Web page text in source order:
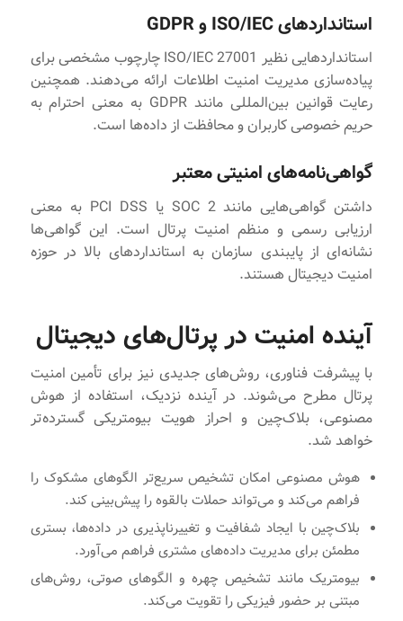
استانداردهای ISO/IEC و GDPR
استانداردهایی نظیر ISO/IEC 27001 چارچوب مشخصی برای
پیاده‌سازی مدیریت امنیت اطلاعات ارائه می‌دهند. همچنین
رعایت قوانین بین‌المللی مانند GDPR به معنی احترام به
حریم خصوصی کاربران و محافظت از داده‌ها است.
گواهی‌نامه‌های امنیتی معتبر
داشتن گواهی‌هایی مانند SOC 2 یا PCI DSS به معنی
ارزیابی رسمی و منظم امنیت پرتال است. این گواهی‌ها
نشانه‌ای از پایبندی سازمان به استانداردهای بالا در حوزه
امنیت دیجیتال هستند.
آینده امنیت در پرتال‌های دیجیتال
با پیشرفت فناوری، روش‌های جدیدی نیز برای تأمین امنیت
پرتال مطرح می‌شوند. در آینده نزدیک، استفاده از هوش
مصنوعی، بلاک‌چین و احراز هویت بیومتریکی گسترد‌ه‌تر
خواهد شد.
هوش مصنوعی امکان تشخیص سریع‌تر الگوهای مشکوک را
فراهم می‌کند و می‌تواند حملات بالقوه را پیش‌بینی کند.
بلاک‌چین با ایجاد شفافیت و تغییرناپذیری در داده‌ها، بستری
مطمئن برای مدیریت داده‌های مشتری فراهم می‌آورد.
بیومتریک مانند تشخیص چهره و الگوهای صوتی، روش‌های
مبتنی بر حضور فیزیکی را تقویت می‌کند.